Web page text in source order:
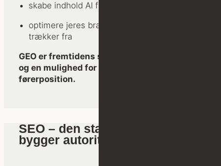
skabe indhold AI faktisk bruger som kilde
optimere jeres brand i de datakilder, AI
trækker fra
GEO er fremtidens synlighedsparameter –
og en mulighed for at tage en tidlig
førerposition.
SEO – den stabile motor, der
bygger autoritet